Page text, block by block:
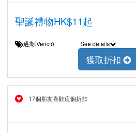
聖誕禮物HK$11起
過期:Venció See details
獲取折扣
17個朋友喜歡這個折扣